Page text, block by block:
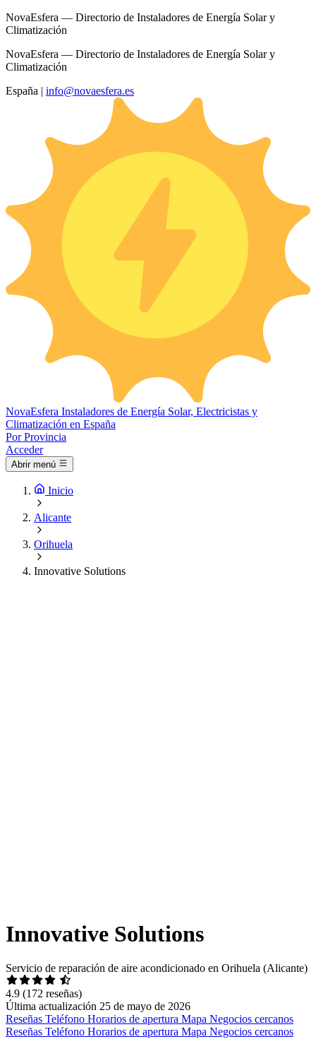
NovaEsfera — Directorio de Instaladores de Energía Solar y
Climatización
NovaEsfera — Directorio de Instaladores de Energía Solar y
Climatización
España | info@novaesfera.es
NovaEsfera Instaladores de Energía Solar, Electricistas y
Climatización en España
Por Provincia
Acceder
Abrir menú
Inicio
Alicante
Orihuela
Innovative Solutions
Innovative Solutions
Servicio de reparación de aire acondicionado en Orihuela (Alicante)
4.9 (172 reseñas)
Última actualización 25 de mayo de 2026
Reseñas Teléfono Horarios de apertura Mapa Negocios cercanos
Reseñas Teléfono Horarios de apertura Mapa Negocios cercanos